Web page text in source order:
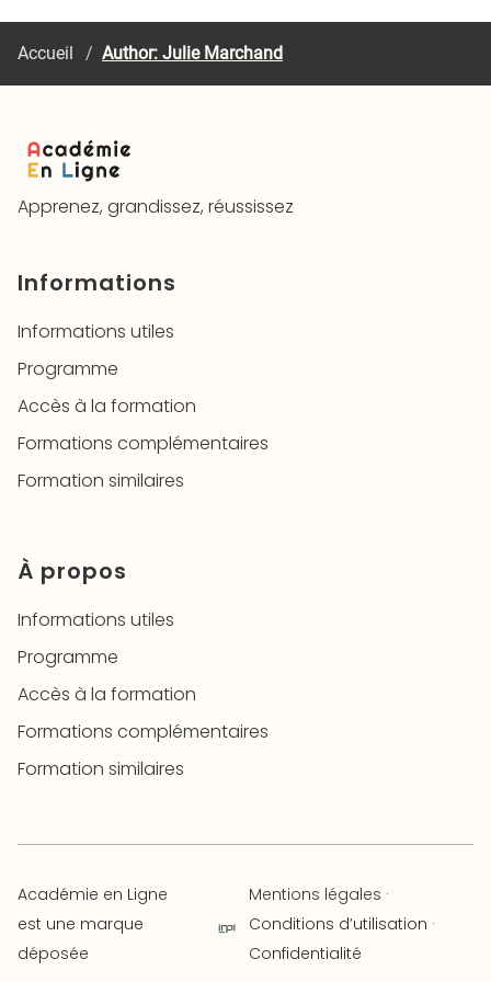
Accueil / Author: Julie Marchand
Apprenez, grandissez, réussissez
Informations
Informations utiles
Programme
Accès à la formation
Formations complémentaires
Formation similaires
À propos
Informations utiles
Programme
Accès à la formation
Formations complémentaires
Formation similaires
Académie en Ligne
est une marque
déposée
Mentions légales ·
Conditions d’utilisation ·
Confidentialité